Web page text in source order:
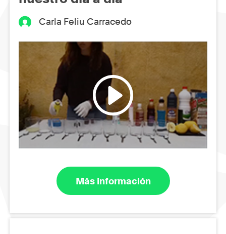
Carla Feliu Carracedo
Más información